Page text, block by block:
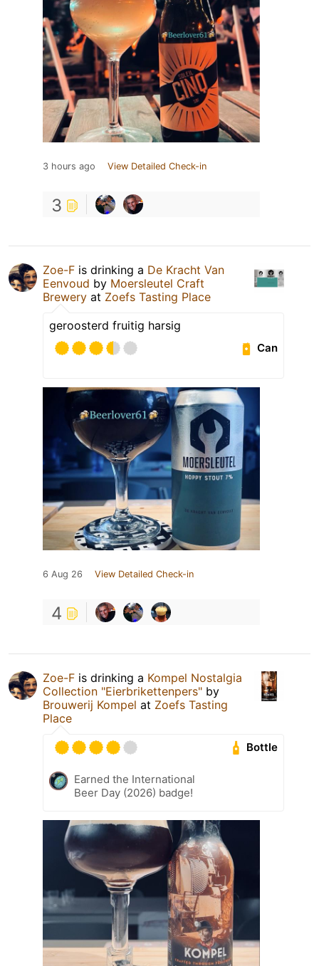
3 hours ago View Detailed Check-in
3
Zoe-F is drinking a De Kracht Van
Eenvoud by Moersleutel Craft
Brewery at Zoefs Tasting Place
geroosterd fruitig harsig
Can
6 Aug 26 View Detailed Check-in
4
Zoe-F is drinking a Kompel Nostalgia
Collection "Eierbrikettenpers" by
Brouwerij Kompel at Zoefs Tasting
Place
Bottle
Earned the International
Beer Day (2026) badge!